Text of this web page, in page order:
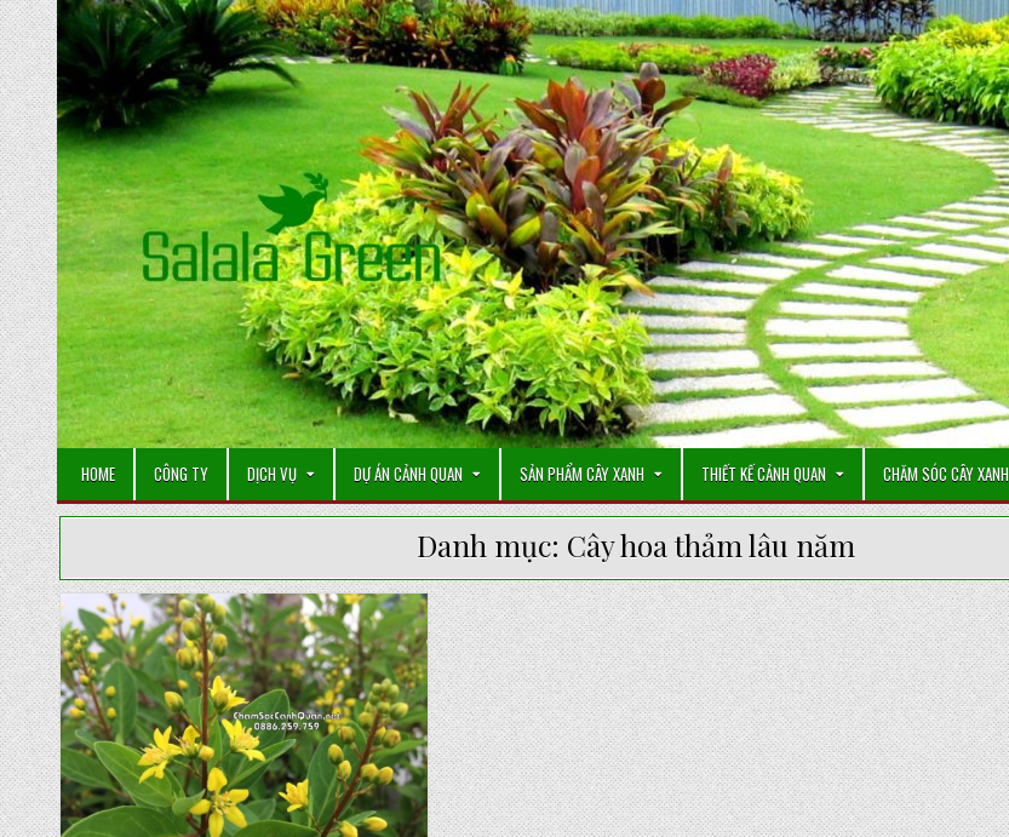
Skip
to
content
HOME CÔNG TY DỊCH VỤ DỰ ÁN CẢNH QUAN SẢN PHẨM CÂY XANH THIẾT KẾ CẢNH QUAN CHĂM SÓC CÂY XANH
Danh mục: Cây hoa thảm lâu năm
Posted
in